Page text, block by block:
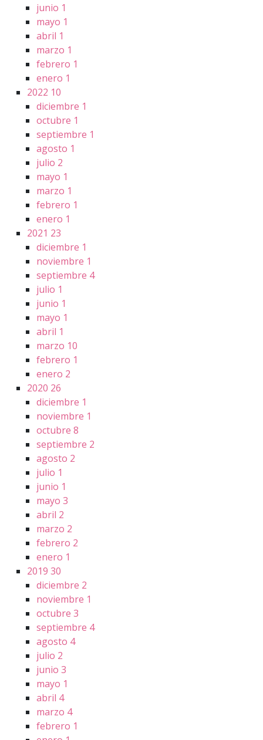
junio 1
mayo 1
abril 1
marzo 1
febrero 1
enero 1
2022 10
diciembre 1
octubre 1
septiembre 1
agosto 1
julio 2
mayo 1
marzo 1
febrero 1
enero 1
2021 23
diciembre 1
noviembre 1
septiembre 4
julio 1
junio 1
mayo 1
abril 1
marzo 10
febrero 1
enero 2
2020 26
diciembre 1
noviembre 1
octubre 8
septiembre 2
agosto 2
julio 1
junio 1
mayo 3
abril 2
marzo 2
febrero 2
enero 1
2019 30
diciembre 2
noviembre 1
octubre 3
septiembre 4
agosto 4
julio 2
junio 3
mayo 1
abril 4
marzo 4
febrero 1